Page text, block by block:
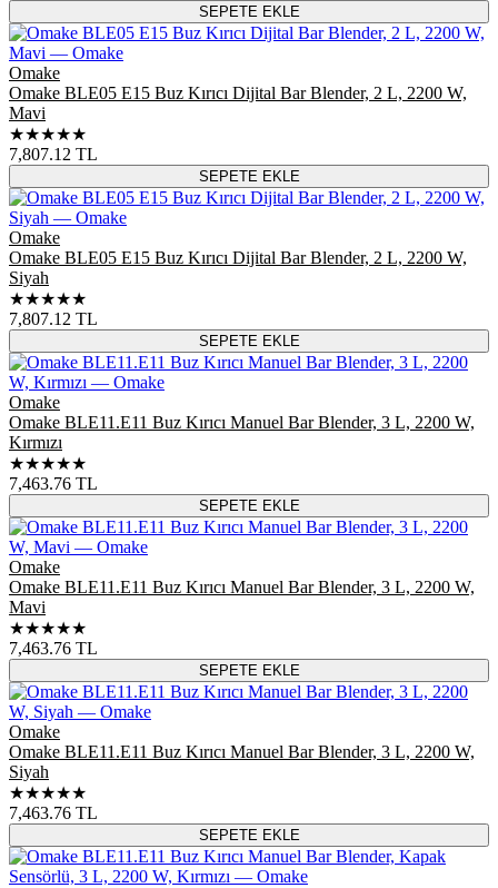
SEPETE EKLE
Omake
Omake BLE05 E15 Buz Kırıcı Dijital Bar Blender, 2 L, 2200 W,
Mavi
★★★★★
7,807.12 TL
SEPETE EKLE
Omake
Omake BLE05 E15 Buz Kırıcı Dijital Bar Blender, 2 L, 2200 W,
Siyah
★★★★★
7,807.12 TL
SEPETE EKLE
Omake
Omake BLE11.E11 Buz Kırıcı Manuel Bar Blender, 3 L, 2200 W,
Kırmızı
★★★★★
7,463.76 TL
SEPETE EKLE
Omake
Omake BLE11.E11 Buz Kırıcı Manuel Bar Blender, 3 L, 2200 W,
Mavi
★★★★★
7,463.76 TL
SEPETE EKLE
Omake
Omake BLE11.E11 Buz Kırıcı Manuel Bar Blender, 3 L, 2200 W,
Siyah
★★★★★
7,463.76 TL
SEPETE EKLE